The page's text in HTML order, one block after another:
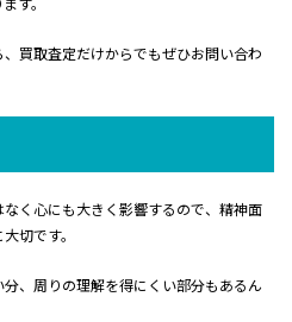
買取査定だけからでもぜひお問い合わ
く心にも大きく影響するので、精神面
切です。
、周りの理解を得にくい部分もあるん